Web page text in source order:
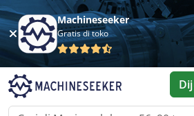
Machineseeker
Gratis di toko